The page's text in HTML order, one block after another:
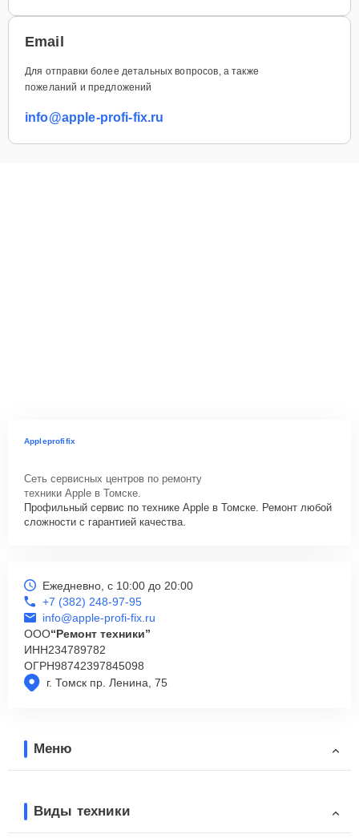
Email
Для отправки более детальных вопросов, а также
пожеланий и предложений
info@apple-profi-fix.ru
Appleprofifix
Сеть сервисных центров по ремонту
техники Apple в Томске.
Профильный сервис по технике Apple в Томске. Ремонт любой
сложности с гарантией качества.
г. Томск пр. Ленина, 75
Ежедневно, с 10:00 до 20:00
+7 (382) 248-97-95
info@apple-profi-fix.ru
ООО“Ремонт техники”
ИНН234789782
ОГРН98742397845098
Меню
Виды техники